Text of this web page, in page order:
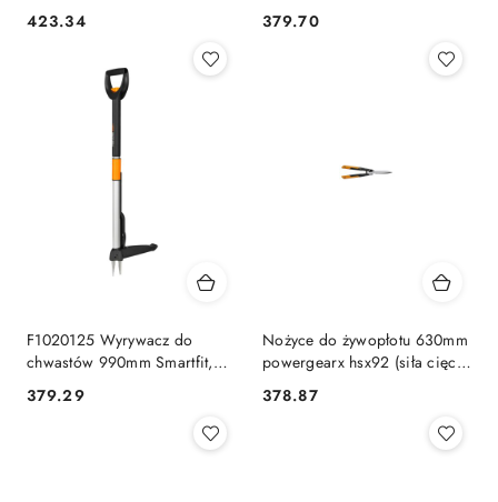
Cena:
423.34 Cena:
379.70
F1020125 Wyrywacz do
chwastów 990mm Smartfit,
Cena:
379.29
Nożyce do żywopłotu 630mm
powergearx hsx92 (siła cięcia
Cena:
378.87